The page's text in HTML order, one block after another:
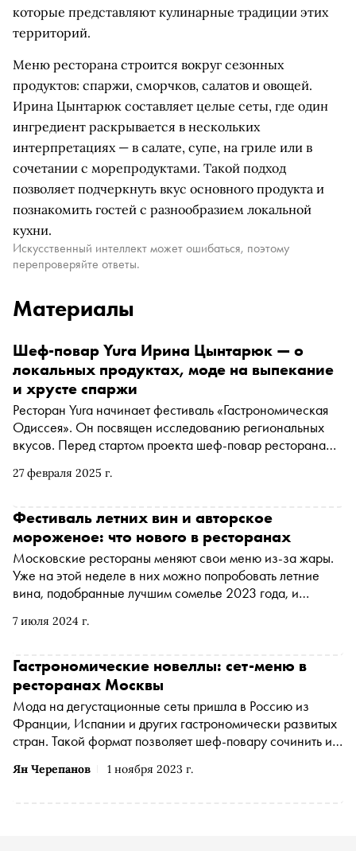
которые представляют кулинарные традиции этих
территорий.
Меню ресторана строится вокруг сезонных
продуктов: спаржи, сморчков, салатов и овощей.
Ирина Цынтарюк составляет целые сеты, где один
ингредиент раскрывается в нескольких
интерпретациях — в салате, супе, на гриле или в
сочетании с морепродуктами. Такой подход
позволяет подчеркнуть вкус основного продукта и
познакомить гостей с разнообразием локальной
кухни.
Искусственный интеллект может ошибаться, поэтому
перепроверяйте ответы.
Материалы
27 февраля 2025 г.
Шеф-повар Yura Ирина Цынтарюк — о
локальных продуктах, моде на выпекание
и хрусте спаржи
Ресторан Yura начинает фестиваль «Гастрономическая
Одиссея». Он посвящен исследованию региональных
вкусов. Перед стартом проекта шеф-повар ресторана
растет интерес к локальным продуктам и чем спаржа с
7 июля 2024 г.
Фестиваль летних вин и авторское
мороженое: что нового в ресторанах
Московские рестораны меняют свои меню из-за жары.
Уже на этой неделе в них можно попробовать летние
вина, подобранные лучшим сомелье 2023 года, и
материале «Сноба»
Ян Черепанов 1 ноября 2023 г.
Гастрономические новеллы: сет-меню в
ресторанах Москвы
Мода на дегустационные сеты пришла в Россию из
Франции, Испании и других гастрономически развитых
стран. Такой формат позволяет шеф-повару сочинить и
для «Сноба» обозреватель Ян Черепанов выяснил, где в